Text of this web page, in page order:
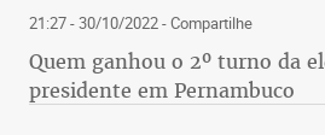
21:27 - 30/10/2022- Compartilhe
Quem ganhou o 2º turno da
presidente em Pernambuco